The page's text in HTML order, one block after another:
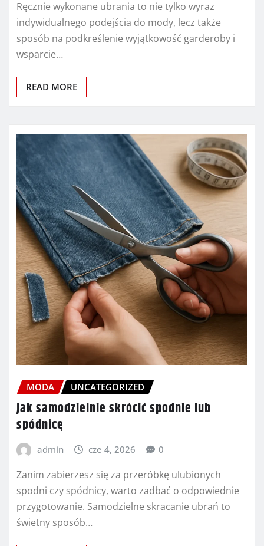
Ręcznie wykonane ubrania to nie tylko wyraz
indywidualnego podejścia do mody, lecz także
sposób na podkreślenie wyjątkowość garderoby i
wsparcie…
READ MORE
MODA UNCATEGORIZED
Jak samodzielnie skrócić spodnie lub
spódnicę
admin cze 4, 2026 0
Zanim zabierzesz się za przeróbkę ulubionych
spodni czy spódnicy, warto zadbać o odpowiednie
przygotowanie. Samodzielne skracanie ubrań to
świetny sposób…